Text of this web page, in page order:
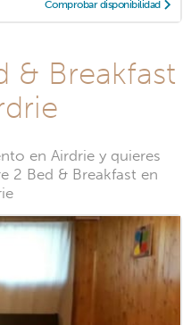
Comprobar disponibilidad
& Breakfast
en Airdrie y quieres
2 Bed & Breakfast en